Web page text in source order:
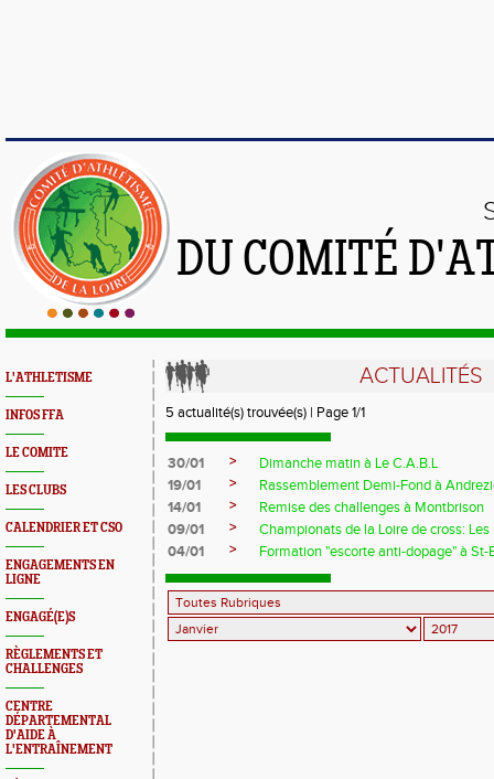
DU COMITÉ
L'ATHLETISME
INFOS FFA
LE COMITE
LES CLUBS
CALENDRIER ET CSO
ENGAGEMENTS EN
LIGNE
ENGAGÉ(E)S
RÈGLEMENTS ET
CHALLENGES
CENTRE
DÉPARTEMENTAL
D'AIDE À
L'ENTRAÎNEMENT
ACTUALITÉS
5 actualité(s) trouvée(s) | Page 1/1
30/01 >
Dimanche matin à Le C.A.B.L
19/01
>
Rassemblement Demi-Fond à
14/01
>
Remise des challenges à Montbrison
09/01
>
Championats de la Loire de cross:
04/01
> Formation "escorte anti-dopage" à St-